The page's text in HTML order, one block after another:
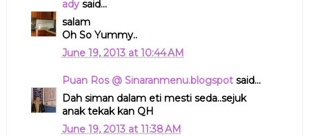
adysaid...
salam
Oh So Yummy..
June 19, 2013 at 10:44 AM
Puan Ros @ Sinaranmenu.blogspotsaid...
Dah siman dalam eti mesti seda..sejuk
anak tekak kan QH
June 19, 2013 at 11:38 AM